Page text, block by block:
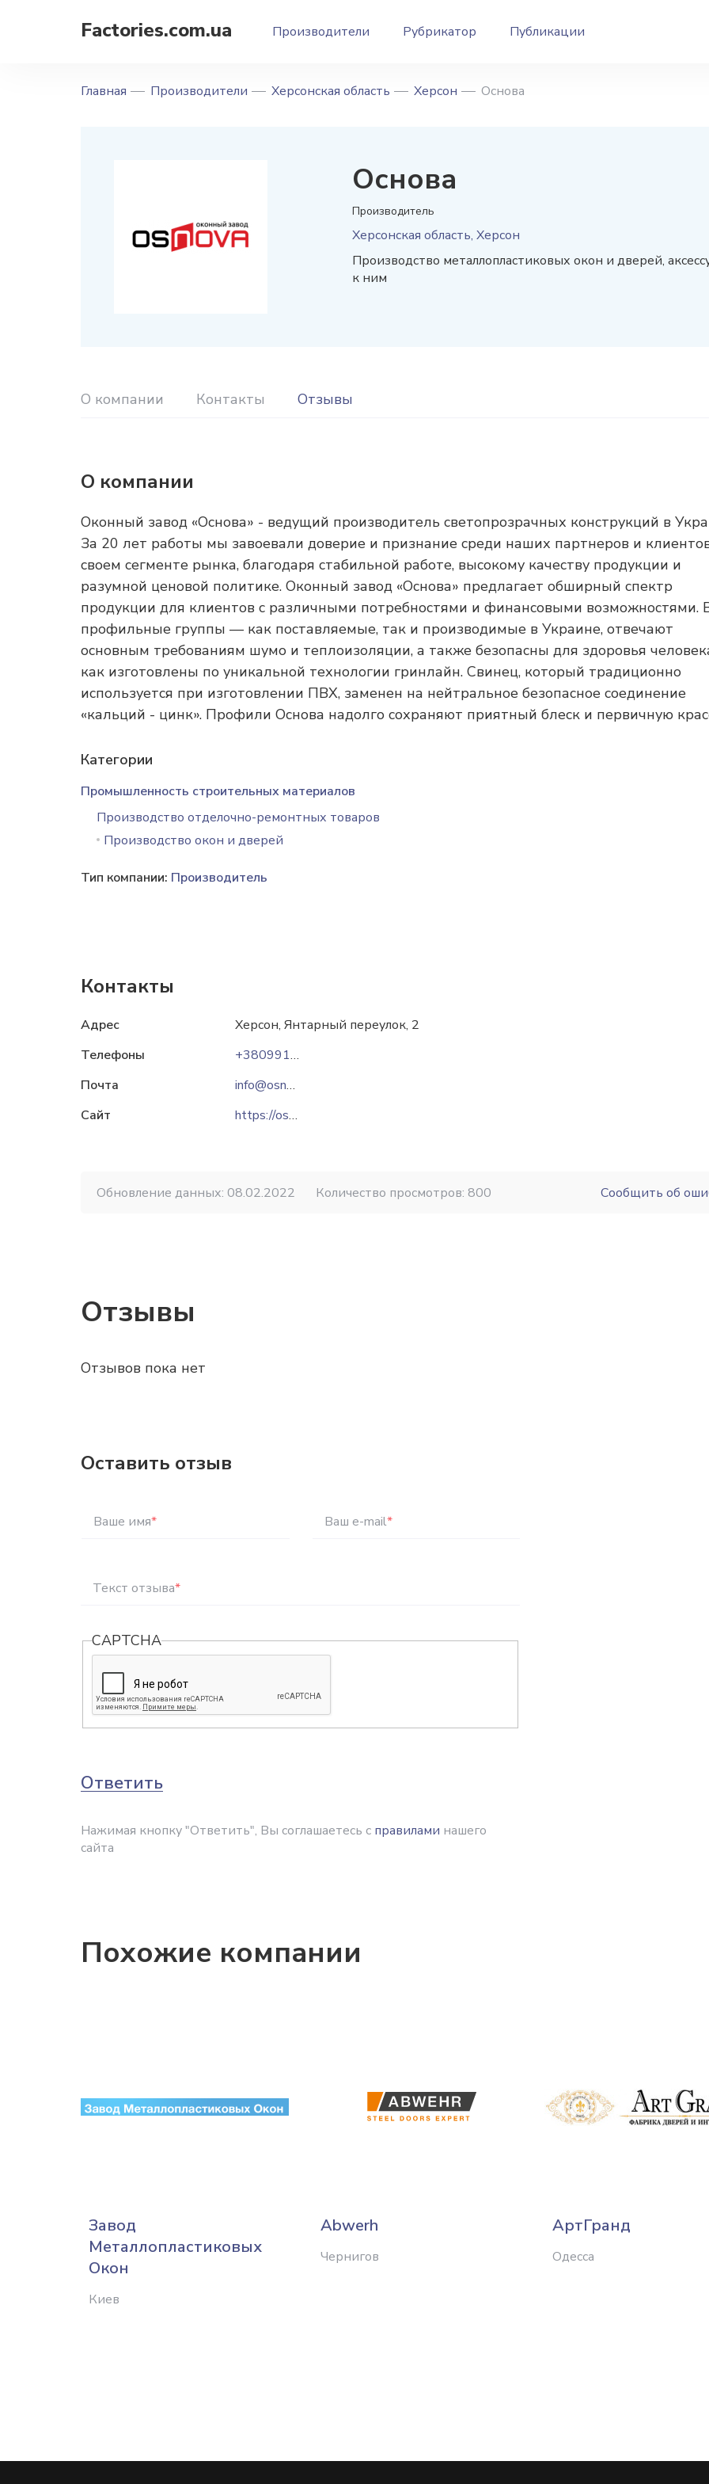
Factories.com.ua Производители Рубрикатор Публикации
Главная Производители Херсонская область Херсон Основа
Основа
Производитель
Херсонская область, Херсон
Производство металлопластиковых окон и дверей,
к ним
О компании Контакты Отзывы
О компании
Оконный завод «Основа» - ведущий производитель светопрозрачных конструкций в
За 20 лет работы мы завоевали доверие и признание среди наших партнеров и
своем сегменте рынка, благодаря стабильной работе, высокому качеству продукции и
разумной ценовой политике. Оконный завод «Основа» предлагает обширный спектр
продукции для клиентов с различными потребностями и финансовыми возможностями.
профильные группы — как поставляемые, так и производимые в Украине, отвечают
основным требованиям шумо и теплоизоляции, а также безопасны для здоровья
как изготовлены по уникальной технологии гринлайн. Свинец, который традиционно
используется при изготовлении ПВХ, заменен на нейтральное безопасное соединение
«кальций - цинк». Профили Основа надолго сохраняют приятный блеск и первичную
Категории
Промышленность строительных материалов
Производство отделочно-ремонтных товаров
Производство окон и дверей
Тип компании: Производитель
Контакты
Адрес
Херсон, Янтарный переулок, 2
Телефоны
+380991079910
Почта
info@osnova.ks.ua
Сайт
https://osnova.company
Обновление данных: 08.02.2022 Количество просмотров: 800 Сообщить об
Отзывы
Отзывов пока нет
Оставить отзыв
Ваше имя* Ваш e-mail*
Текст отзыва*
CAPTCHA
Ответить
Нажимая кнопку "Ответить", Вы соглашаетесь с правилами нашего
сайта
Похожие компании
Завод
Металлопластиковых
Окон
Киев
Abwerh
Чернигов
АртГранд
Одесса